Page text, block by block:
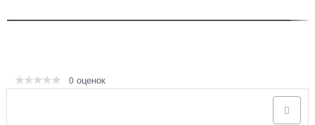
0 оценок
Опции и комплектующие